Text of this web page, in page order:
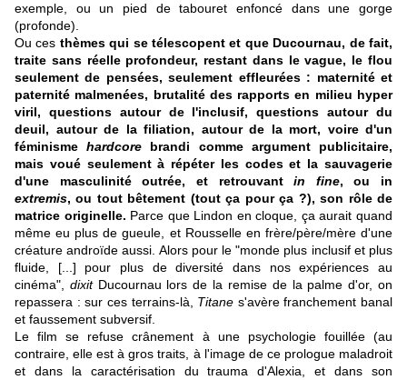
exemple, ou un pied de tabouret enfoncé dans une gorge
(profonde).
Ou ces thèmes qui se télescopent et que Ducournau, de fait,
traite sans réelle profondeur, restant dans le vague, le flou
seulement de pensées, seulement effleurées : maternité et
paternité malmenées, brutalité des rapports en milieu hyper
viril, questions autour de l'inclusif, questions autour du
deuil, autour de la filiation, autour de la mort, voire d'un
féminismehardcore brandi comme argument publicitaire,
mais voué seulement à répéter les codes et la sauvagerie
d'une masculinité outrée, et retrouvantin fine, ou in
extremis, ou tout bêtement (tout ça pour ça ?), son rôle de
matrice originelle. Parce que Lindon en cloque, ça aurait quand
même eu plus de gueule, et Rousselle en frère/père/mère d'une
créature androïde aussi. Alors pour le "monde plus inclusif et plus
fluide, [...] pour plus de diversité dans nos expériences au
cinéma", dixitDucournau lors de la remise de la palme d'or, on
repassera : sur ces terrains-là, Titane s'avère franchement banal
et faussement subversif.
Le film se refuse crânement à une psychologie fouillée (au
contraire, elle est à gros traits, à l'image de ce prologue maladroit
et dans la caractérisation du trauma d'Alexia, et dans son